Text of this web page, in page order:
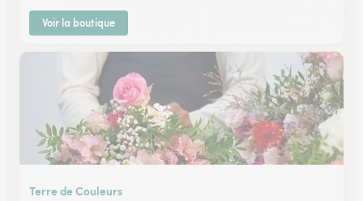
Voir la boutique
Terre de Couleurs